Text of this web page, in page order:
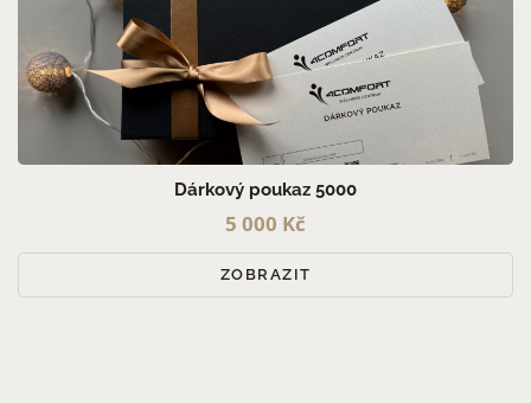
Dárkový poukaz 5000
5 000 Kč
ZOBRAZIT